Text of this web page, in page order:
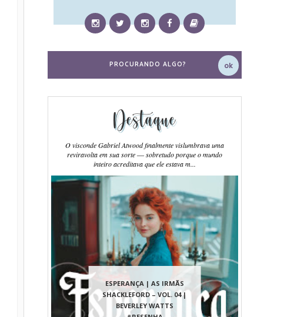
Destaque
ESPERANÇA | AS IRMÃS
SHACKLEFORD – VOL. 04 |
BEVERLEY WATTS
O visconde Gabriel Atwood finalmente vislumbrava uma
reviravolta em sua sorte ― sobretudo porque o mundo
inteiro acreditava que ele estava m...